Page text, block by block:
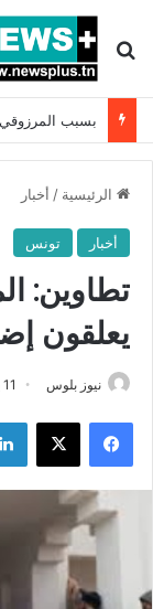
بحث عن
الرئيسية / أخبار
أخبار تونس
تطاوين:
يعلقون
نيوز بلوس 11 يناير، 2020
فيسبوك X